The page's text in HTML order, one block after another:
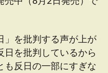
」を批判する声が上が
日を批判しているから
も反日の一部にすぎな